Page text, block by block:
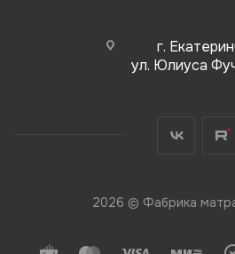
г.
ул. Юлиуса
2026 © Фабрика